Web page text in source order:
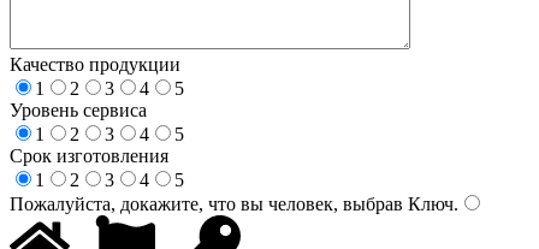
Качество продукции
1
2 3 4
5
Уровень сервиса
1
2 3 4
5
Срок изготовления
1
2 3 4
5
Пожалуйста, докажите, что вы человек, выбрав Ключ.